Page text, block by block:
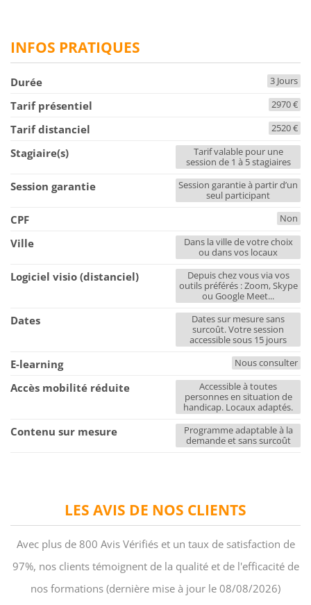
LES AVIS DE NOS CLIENTS
Avec plus de 800 Avis Vérifiés et un taux de satisfaction de
97%, nos clients témoignent de la qualité et de l'efficacité de
nos formations (dernière mise à jour le 08/08/2026)
INFOS PRATIQUES
Durée 3 Jours
Tarif présentiel 2970 €
Tarif distanciel 2520 €
Stagiaire(s)
Tarif valable pour une
session de 1 à 5 stagiaires
Session garantie
Session garantie à partir d’un
seul participant
CPF Non
Ville
Dans la ville de votre choix
ou dans vos locaux
Logiciel visio (distanciel)
Depuis chez vous via vos
outils préférés : Zoom, Skype
ou Google Meet...
Dates
Dates sur mesure sans
surcoût. Votre session
accessible sous 15 jours
E-learning Nous consulter
Accès mobilité réduite
Accessible à toutes
personnes en situation de
handicap. Locaux adaptés.
Contenu sur mesure
Programme adaptable à la
demande et sans surcoût